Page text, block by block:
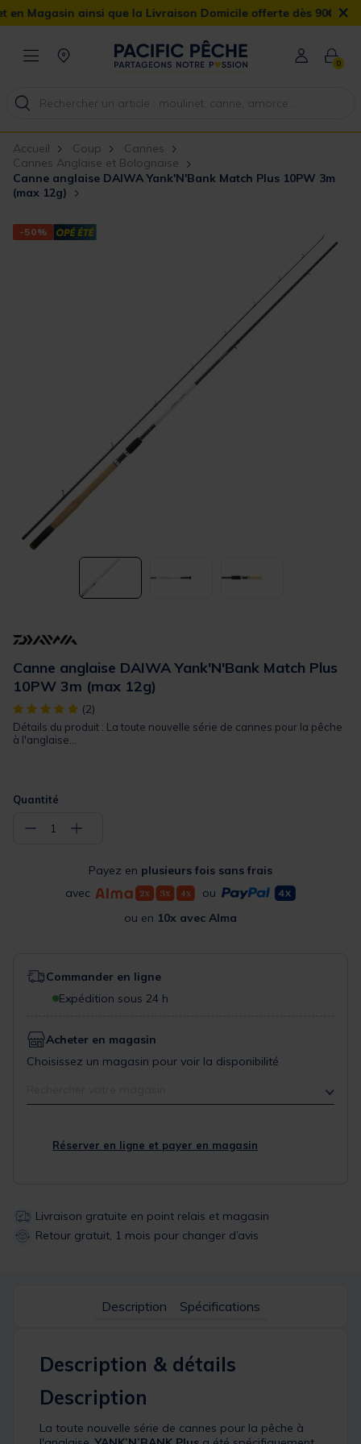
ainsi que la Livraison Domicile offerte dès 90€ ×
0
Accueil Coup
Cannes
Cannes Anglaise et Bolognaise
Canne anglaise DAIWA Yank'N'Bank Match Plus 10PW 3m
(max 12g)
-50%
Canne anglaise DAIWA Yank'N'Bank Match Plus
10PW 3m (max 12g)
[object Object] out of 5 Customer Rating
(2)
Détails du produit : La toute nouvelle série de cannes pour la pêche
à l'anglaise...
Quantité
− 1 +
Payez en plusieurs fois sans frais
avec
ou
ou en 10x avec Alma
Commander en ligne
Expédition sous 24 h
Acheter en magasin
Choisissez un magasin pour voir la disponibilité
Réserver en ligne et payer en magasin
Livraison gratuite en point relais et magasin
Retour gratuit, 1 mois pour changer d’avis
Description Spécifications
Description & détails
Description
La toute nouvelle série de cannes pour la pêche à